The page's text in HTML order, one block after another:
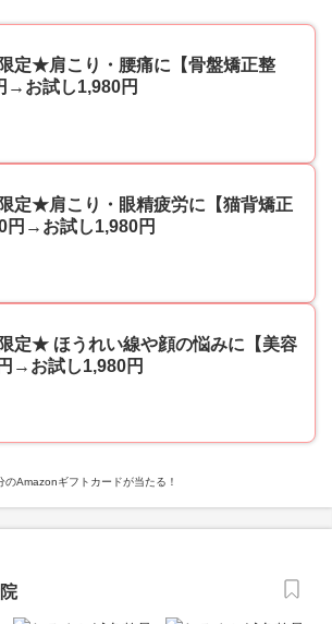
定★肩こり・腰痛に【骨盤矯正整
→お試し1,980円
定★肩こり・眼精疲労に【猫背矯正
円→お試し1,980円
定★ ほうれい線や顔の悩みに【美容
→お試し1,980円
Amazonギフトカードが当たる！